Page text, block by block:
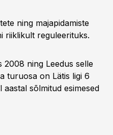
ning majapidamiste
riiklikult reguleerituks.
2008 ning Leedus selle
turuosa on Lätis ligi 6
sõlmitud esimesed